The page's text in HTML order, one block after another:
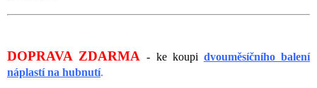
DOPRAVA ZDARMA - ke koupi dvouměsíčního balení
náplastí na hubnutí.